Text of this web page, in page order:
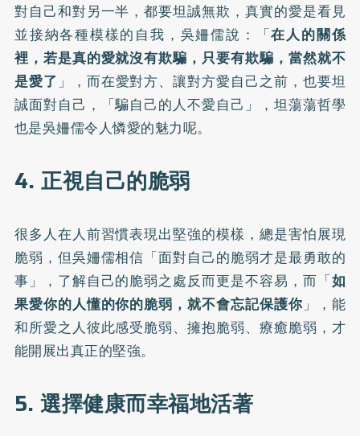
對自己和對另一半，都要坦誠無欺，真實的愛是看見
並接納各種模樣的自我，吳姍儒說：「在人的關係
裡，若是真的愛就沒有欺騙，只要有欺騙，當然就不
是愛了 」，而在愛對方、讓對方愛自己之前，也要坦
誠面對自己，「騙自己的人不愛自己」，坦蕩蕩哲學
也是吳姍儒令人憐愛的魅力呢。
4. 正視自己的脆弱
很多人在人前習慣表現出堅強的模樣，總是害怕展現
脆弱，但吳姍儒相信「面對自己的脆弱才是最勇敢的
事」，了解自己的脆弱之處反而更是不容易，而「如
果愛你的人懂的你的脆弱，就不會忘記保護你」，能
和所愛之人彼此感受脆弱、擁抱脆弱、療癒脆弱，才
能開展出真正的堅強。
5. 選擇健康而幸福地活著